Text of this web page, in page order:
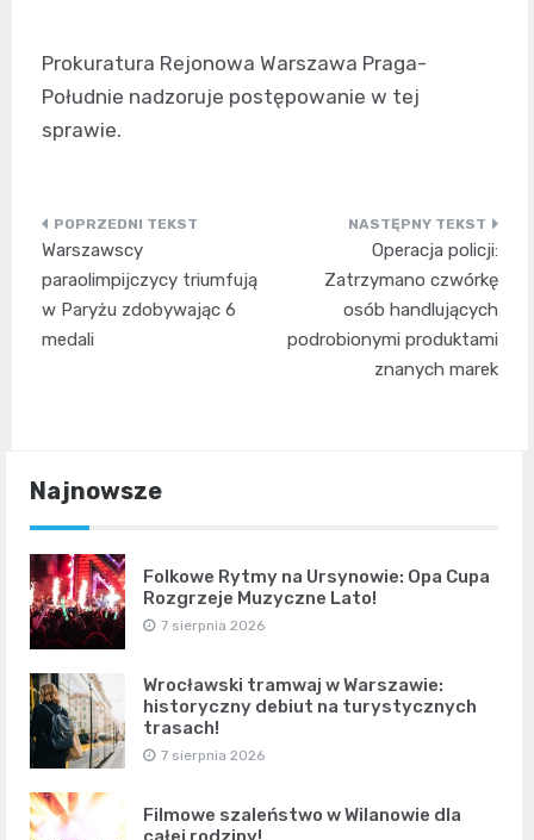
Prokuratura Rejonowa Warszawa Praga-
Południe nadzoruje postępowanie w tej
sprawie.
Nawigacja
wpisu
Warszawscy
paraolimpijczycy triumfują
w Paryżu zdobywając 6
medali
Operacja policji:
Zatrzymano czwórkę
osób handlujących
podrobionymi produktami
znanych marek
Najnowsze
Folkowe Rytmy na Ursynowie: Opa Cupa
Rozgrzeje Muzyczne Lato!
7 sierpnia 2026
Wrocławski tramwaj w Warszawie:
historyczny debiut na turystycznych
trasach!
7 sierpnia 2026
Filmowe szaleństwo w Wilanowie dla